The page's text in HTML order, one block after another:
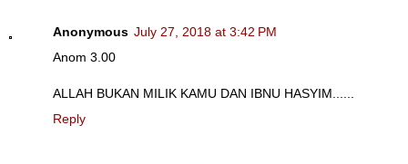
Anonymous July 27, 2018 at 3:42 PM
Anom 3.00
ALLAH BUKAN MILIK KAMU DAN IBNU HASYIM......
Reply